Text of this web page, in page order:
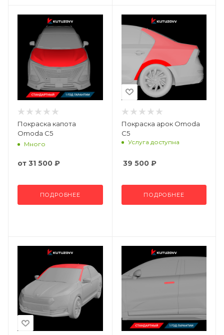
Покраска капота
Omoda C5
Много
от 31 500 ₽
ПОДРОБНЕЕ
Покраска арок Omoda
C5
Услуга доступна
39 500₽
ПОДРОБНЕЕ